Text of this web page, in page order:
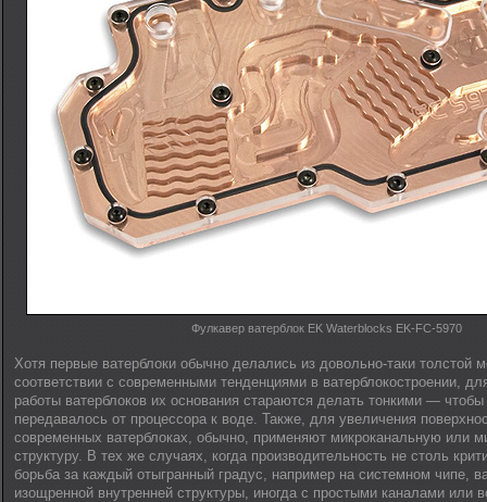
Фулкавер ватерблок EK Waterblocks EK-FC-5970
Хотя первые ватерблоки обычно делались из довольно-таки
соответствии с современными тенденциями в ватерблокостроении,
работы ватерблоков их основания стараются делать тонкими —
передавалось от процессора к воде. Также, для увеличения
современных ватерблоках, обычно, применяют микроканальную или
структуру. В тех же случаях, когда производительность не столь
борьба за каждый отыгранный градус, например на системном чипе,
изощренной внутренней структуры, иногда с простыми каналами или